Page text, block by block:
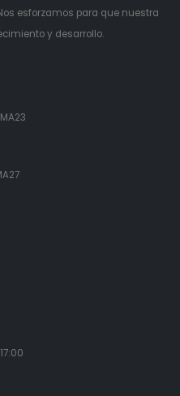
esforzamos para que nuestra
y desarrollo.